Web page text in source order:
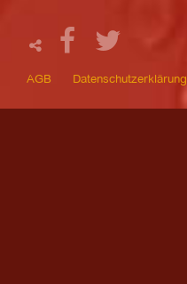
AGB Datenschutzerklärung